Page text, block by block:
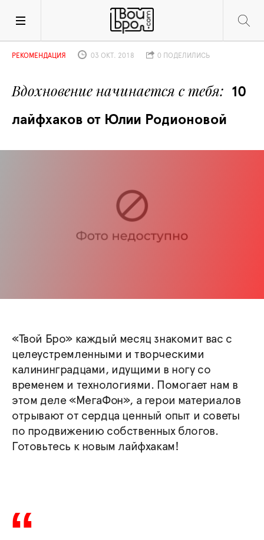
Вдохновение начинается с тебя
10
лайфхаков от Юлии Родионовой
РЕКОМЕНДАЦИЯ 03 ОКТ. 2018 0 ПОДЕЛИЛИСЬ
«Твой Бро» каждый месяц знакомит вас с
целеустремленными и творческими
калининградцами, идущими в ногу со
временем и технологиями. Помогает нам в
этом деле «МегаФон», а герои материалов
отрывают от сердца ценный опыт и советы
по продвижению собственных блогов.
Готовьтесь к новым лайфхакам!